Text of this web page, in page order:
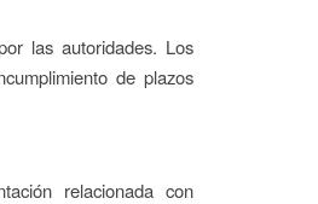
las autoridades. Los
de plazos
relacionada con